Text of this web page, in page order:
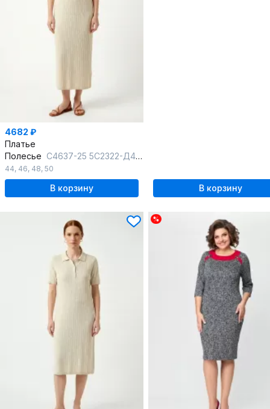
4682 ₽
Платье
Полесье С4637-25 5С2322-Д43 164 суровый+суровый
44, 46, 48, 50
В корзину В корзину
%